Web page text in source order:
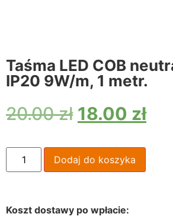
Taśma LED COB
IP20 9W/m, 1 metr.
20.00zł 18.00 zł
Dodaj do koszyka
Koszt dostawy po wpłacie: